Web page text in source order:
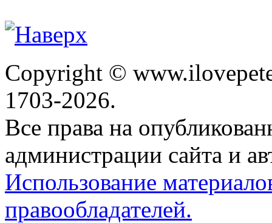
Copyright ©
1703-2026.
Все права на
администрации сайта и
Использование
правообладателей.